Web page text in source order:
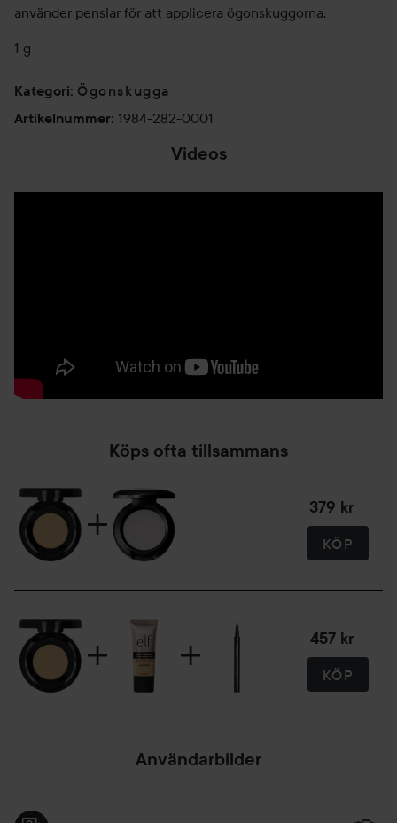
använder penslar för att applicera ögonskuggorna.
1 g
Kategori: Ögonskugga
Artikelnummer: 1984-282-0001
Videos
Köps ofta tillsammans
379 kr
KÖP
457 kr
KÖP
Användarbilder